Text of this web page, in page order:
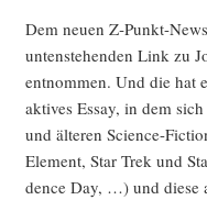
Dem neu­en Z‑Punkt-
unten­ste­hen­den Link zu
ent­nom­men. Und die hat
ak­ti­ves Essay, in dem
und älte­ren Sci­ence-
Ele­ment, Star Trek und
dence Day, …) und die­se